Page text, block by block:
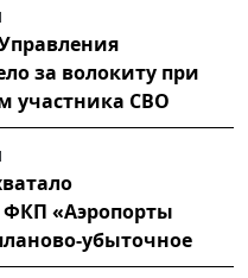
за волокиту при
участника СВО
ФКП «Аэропорты
убыточное